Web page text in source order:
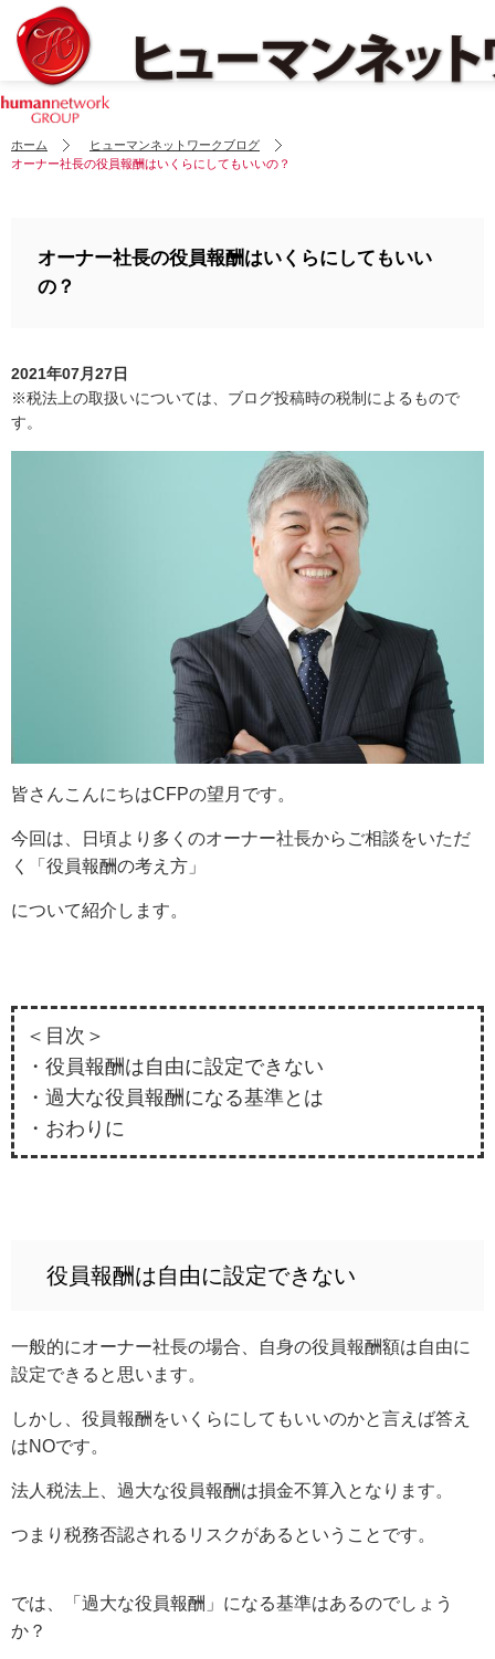
ホーム
ヒューマンネットワークブログ
オーナー社長の役員報酬はいくらにしてもいいの？
オーナー社長の役員報酬はいくらにしてもいい
の？
2021年07月27日
※税法上の取扱いについては、ブログ投稿時の税制によるもので
す。
皆さんこんにちはCFPの望月です。
今回は、日頃より多くのオーナー社長からご相談をいただ
く「役員報酬の考え方」
について紹介します。
＜目次＞
・役員報酬は自由に設定できない
・過大な役員報酬になる基準とは
・おわりに
役員報酬は自由に設定できない
一般的にオーナー社長の場合、自身の役員報酬額は自由に
設定できると思います。
しかし、役員報酬をいくらにしてもいいのかと言えば答え
はNOです。
法人税法上、過大な役員報酬は損金不算入となります。
つまり税務否認されるリスクがあるということです。
では、「過大な役員報酬」になる基準はあるのでしょう
か？